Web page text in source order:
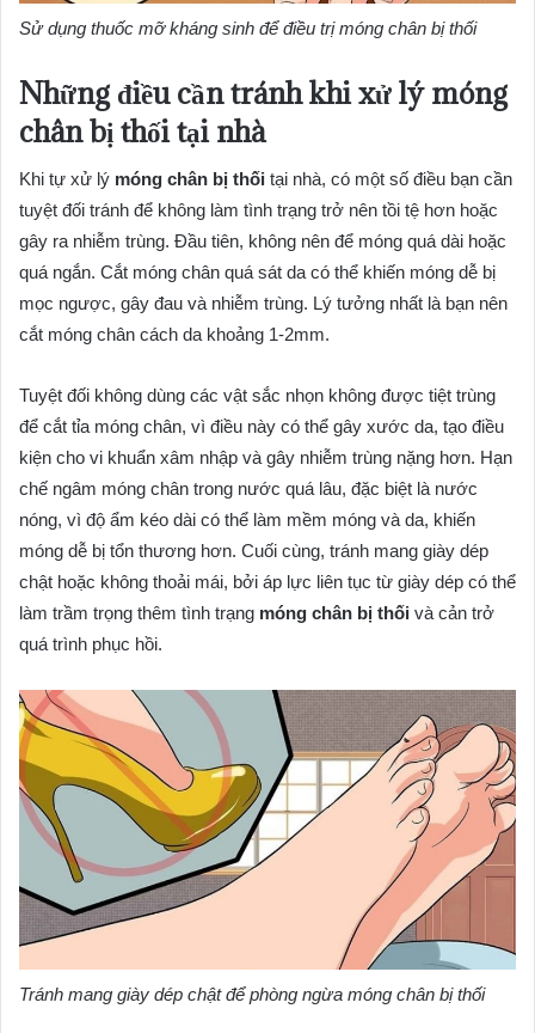
Sử dụng thuốc mỡ kháng sinh để điều trị móng chân bị thối
Những điều cần tránh khi xử lý móng
chân bị thối tại nhà
Khi tự xử lý móng chân bị thối tại nhà, có một số điều bạn cần
tuyệt đối tránh để không làm tình trạng trở nên tồi tệ hơn hoặc
gây ra nhiễm trùng. Đầu tiên, không nên để móng quá dài hoặc
quá ngắn. Cắt móng chân quá sát da có thể khiến móng dễ bị
mọc ngược, gây đau và nhiễm trùng. Lý tưởng nhất là bạn nên
cắt móng chân cách da khoảng 1-2mm.
Tuyệt đối không dùng các vật sắc nhọn không được tiệt trùng
để cắt tỉa móng chân, vì điều này có thể gây xước da, tạo điều
kiện cho vi khuẩn xâm nhập và gây nhiễm trùng nặng hơn. Hạn
chế ngâm móng chân trong nước quá lâu, đặc biệt là nước
nóng, vì độ ẩm kéo dài có thể làm mềm móng và da, khiến
móng dễ bị tổn thương hơn. Cuối cùng, tránh mang giày dép
chật hoặc không thoải mái, bởi áp lực liên tục từ giày dép có thể
làm trầm trọng thêm tình trạng móng chân bị thối và cản trở
quá trình phục hồi.
Tránh mang giày dép chật để phòng ngừa móng chân bị thối